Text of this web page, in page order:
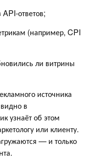
ответов;
(например, CPI
ли витрины
источника
в
узнаёт об этом
или клиенту.
— и только